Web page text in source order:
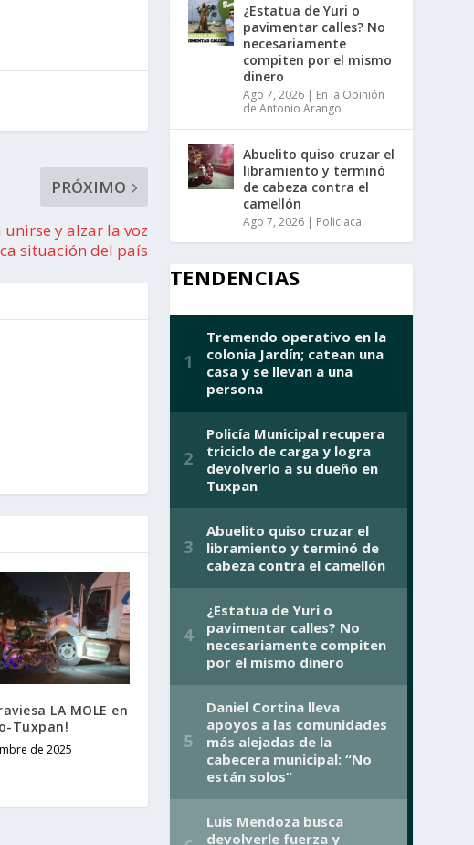
PRÓXIMO
y alzar la voz
situación del país
LA MOLE en
Tuxpan!
de 2025
¿Estatua de Yuri o
pavimentar calles? No
necesariamente
compiten por el mismo
dinero
Ago 7, 2026| En la Opinión
de Antonio Arango
Abuelito quiso cruzar el
libramiento y terminó
de cabeza contra el
camellón
Ago 7, 2026| Policiaca
TENDENCIAS